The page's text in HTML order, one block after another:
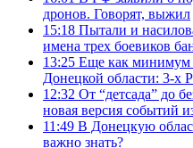
дронов. Говорят, выжил
15:18 Пытали и
имена трех боевиков
13:25 Еще как минимум
Донецкой области: 3-х
12:32 От “детсада” до
новая версия событий
11:49 В Донецкую
важно знать?